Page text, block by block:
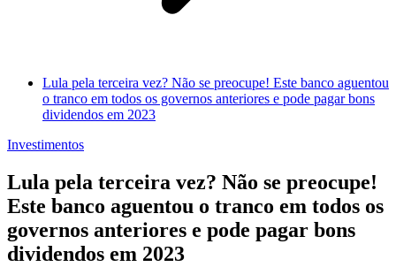
Lula pela terceira vez? Não se preocupe! Este banco aguentou
o tranco em todos os governos anteriores e pode pagar bons
dividendos em 2023
Investimentos
Lula pela terceira vez? Não se preocupe!
Este banco aguentou o tranco em todos os
governos anteriores e pode pagar bons
dividendos em 2023